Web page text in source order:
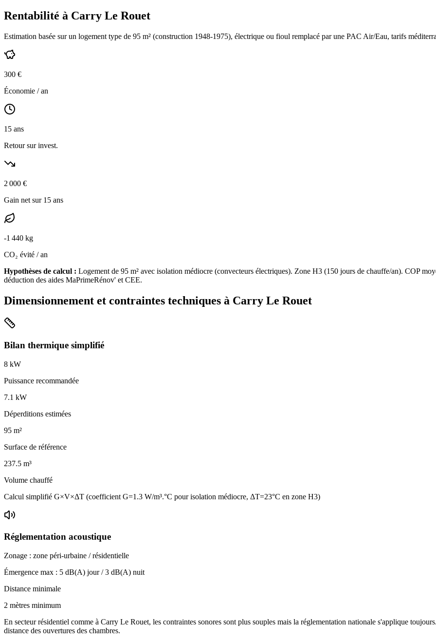
Rentabilité à Carry Le Rouet
Estimation basée sur un logement type de 95 m² (construction 1948-1975), électrique ou fioul remplacé par une PAC Air/Eau, tarifs
300 €
Économie / an
15 ans
Retour sur invest.
2 000 €
Gain net sur 15 ans
-1 440 kg
CO₂ évité / an
Hypothèses de calcul : Logement de 95 m² avec isolation médiocre (convecteurs électriques). Zone H3 (150 jours de chauffe/an). COP
déduction des aides MaPrimeRénov' et CEE.
Dimensionnement et contraintes techniques à Carry Le Rouet
Bilan thermique simplifié
8 kW
Puissance recommandée
7.1 kW
Déperditions estimées
95 m²
Surface de référence
237.5 m³
Volume chauffé
Calcul simplifié G×V×ΔT (coefficient G=1.3 W/m³.°C pour isolation médiocre, ΔT=23°C en zone H3)
Réglementation acoustique
Zonage : zone péri-urbaine / résidentielle
Émergence max : 5 dB(A) jour /3 dB(A) nuit
Distance minimale
2 mètres minimum
En secteur résidentiel comme à Carry Le Rouet, les contraintes sonores sont plus souples mais la réglementation nationale s'applique
distance des ouvertures des chambres.